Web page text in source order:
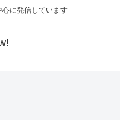
心に発信しています